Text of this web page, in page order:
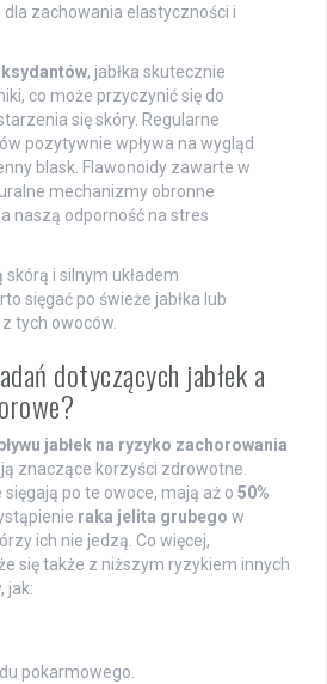
dla zachowania elastyczności i
, jabłka skutecznie
co może przyczynić się do
się skóry. Regularne
pozytywnie wpływa na wygląd
blask. Flawonoidy zawarte w
mechanizmy obronne
naszą odporność na stres
i silnym układem
sięgać po świeże jabłka lub
tych owoców.
dotyczących jabłek a
jabłek na ryzyko zachorowania
znaczące korzyści zdrowotne.
po te owoce, mają aż o 50%
raka jelita grubego w
ich nie jedzą. Co więcej,
się także z niższym ryzykiem innych
jak:
pokarmowego.